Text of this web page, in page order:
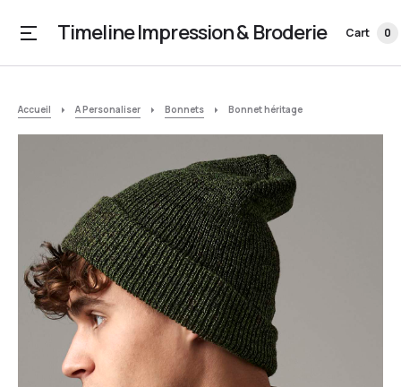
Timeline Impression & Broderie Cart 0
Accueil A Personaliser Bonnets Bonnet héritage